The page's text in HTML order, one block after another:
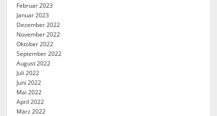
Februar 2023
Januar 2023
Dezember 2022
November 2022
Oktober 2022
September 2022
August 2022
Juli 2022
Juni 2022
Mai 2022
April 2022
März 2022